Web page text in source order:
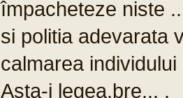
împacheteze niste
si politia adevarata
calmarea
Asta-i legea,bre... .